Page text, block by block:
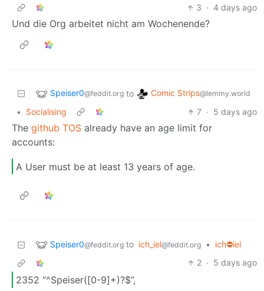
3 · 4 days ago
Und die Org arbeitet nicht am Wochenende?
Speiser0@feddit.org to Comic Strips@lemmy.world
• Socialising 7 · 5 days ago
The github TOS already have an age limit for
accounts:
A User must be at least 13 years of age.
Speiser0@feddit.org to ich_iel@feddit.org •
ich⛔iel
2 · 5 days ago
2352 “^Speiser([0-9]+)?$”,